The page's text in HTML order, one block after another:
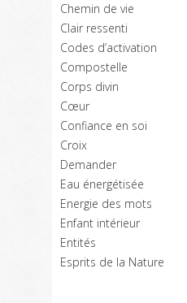
Chemin de vie
Clair ressenti
Codes d’activation
Compostelle
Corps divin
Cœur
Confiance en soi
Croix
Demander
Eau énergétisée
Energie des mots
Enfant intérieur
Entités
Esprits de la Nature